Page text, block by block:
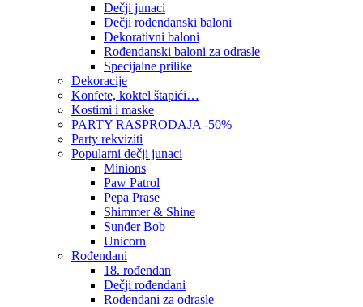
Dečji junaci
Dečji rođendanski baloni
Dekorativni baloni
Rođendanski baloni za odrasle
Specijalne prilike
Dekoracije
Konfete, koktel štapići…
Kostimi i maske
PARTY RASPRODAJA -50%
Party rekviziti
Popularni dečji junaci
Minions
Paw Patrol
Pepa Prase
Shimmer & Shine
Sunđer Bob
Unicorn
Rođendani
18. rođendan
Dečji rođendani
Rođendani za odrasle